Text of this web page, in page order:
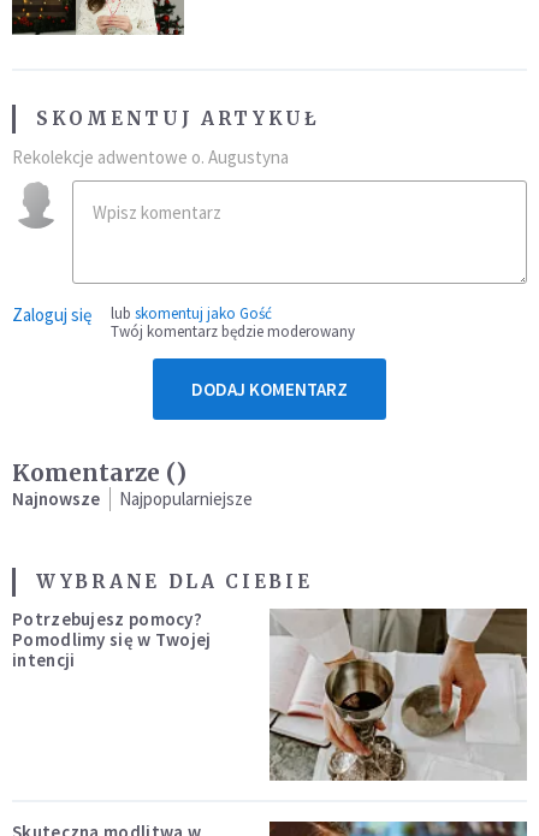
SKOMENTUJ ARTYKUŁ
Rekolekcje adwentowe o. Augustyna
Zaloguj się lub skomentuj jako Gość
Twój komentarz będzie moderowany
DODAJ KOMENTARZ
Komentarze ()
Najnowsze Najpopularniejsze
WYBRANE DLA CIEBIE
Potrzebujesz pomocy?
Pomodlimy się w Twojej
intencji